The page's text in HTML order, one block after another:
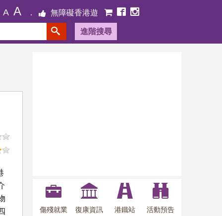
A A 無障礙香港遊
進階搜尋
傷殘就業 復康資訊 港鐵站 活動預告